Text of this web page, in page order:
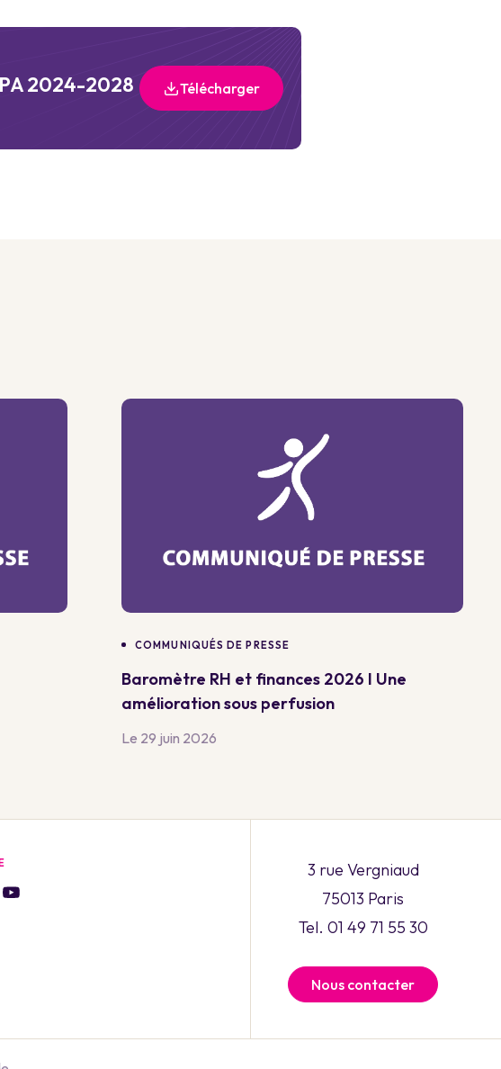
2024-2028 Télécharger
COMMUNIQUÉS DE PRESSE
Baromètre RH et finances 2026 I Une
amélioration sous perfusion
Le 29 juin 2026
3 rue Vergniaud
75013 Paris
Tel. 01 49 71 55 30
Nous contacter